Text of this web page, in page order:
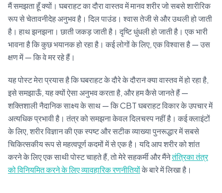
मैं समझता हूँ क्यों। घबराहट का दौरा वास्तव में मानव शरीर जो सबसे शारीरिक
रूप से चेतावनीदेह अनुभव है। दिल पाउंड। श्वास तेजी से और उथली हो जाती
है। हाथ झनझना। छाती जकड़ जाती है। दृष्टि धुंधली हो जाती है। एक भारी
भावना है कि कुछ भयानक हो रहा है। कई लोगों के लिए, एक विश्वास है — उस
क्षण में — कि वे मर रहे हैं।
यह पोस्ट मेरा प्रयास है कि घबराहट के दौरे के दौरान क्या वास्तव में हो रहा है,
इसे समझाऊँ, यह क्यों ऐसा अनुभव करता है, और हम कैसे जानते हैं —
शक्तिशाली नैदानिक साक्ष्य के साथ — कि CBT घबराहट विकार के उपचार में
अत्यधिक प्रभावी है। तंत्र को समझना केवल दिलचस्प नहीं है। कई क्लाइंटों
के लिए, शरीर विज्ञान की एक स्पष्ट और सटीक व्याख्या पुनरूद्धार में सबसे
चिकित्सकीय रूप से महत्वपूर्ण कदमों में से एक है। यदि आप शरीर को शांत
करने के लिए एक साथी पोस्ट चाहते हैं, तो मेरे सहकर्मी और मैंनेतंत्रिका तंत्र
को विनियमित करने के लिए व्यावहारिक रणनीतियोंके बारे में लिखा है।